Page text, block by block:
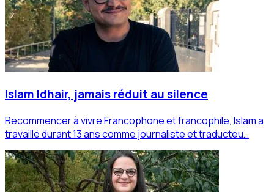
Islam Idhair, jamais réduit au silence
Recommencer à vivre Francophone et francophile, Islam a
travaillé durant 13 ans comme journaliste et traducteu…